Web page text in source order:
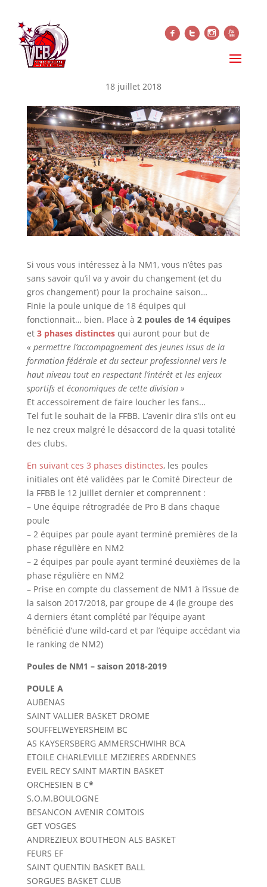
f t i x
NM1 2018-2019 – LES
18 juillet 2018
Si vous vous intéressez à la NM1, vous n’êtes pas
sans savoir qu’il va y avoir du changement (et du
gros changement) pour la prochaine saison…
Finie la poule unique de 18 équipes qui
fonctionnait… bien. Place à 2 poules de 14 équipes
et 3 phases distinctesqui auront pour but de
« permettre l’accompagnement des jeunes issus de la
formation fédérale et du secteur professionnel vers le
haut niveau tout en respectant l’intérêt et les enjeux
sportifs et économiques de cette division »
Et accessoirement de faire loucher les fans…
Tel fut le souhait de la FFBB. L’avenir dira s’ils ont eu
le nez creux malgré le désaccord de la quasi totalité
des clubs.
En suivant ces 3 phases distinctes, les poules
initiales ont été validées par le Comité Directeur de
la FFBB le 12 juillet dernier et comprennent :
– Une équipe rétrogradée de Pro B dans chaque
poule
– 2 équipes par poule ayant terminé premières de la
phase régulière en NM2
– 2 équipes par poule ayant terminé deuxièmes de la
phase régulière en NM2
– Prise en compte du classement de NM1 à l’issue de
la saison 2017/2018, par groupe de 4 (le groupe des
4 derniers étant complété par l’équipe ayant
bénéficié d’une wild-card et par l’équipe accédant via
le ranking de NM2)
Poules de NM1 – saison 2018-2019
POULE A
AUBENAS
SAINT VALLIER BASKET DROME
SOUFFELWEYERSHEIM BC
AS KAYSERSBERG AMMERSCHWIHR BCA
ETOILE CHARLEVILLE MEZIERES ARDENNES
EVEIL RECY SAINT MARTIN BASKET
ORCHESIEN B C*
S.O.M.BOULOGNE
BESANCON AVENIR COMTOIS
GET VOSGES
ANDREZIEUX BOUTHEON ALS BASKET
FEURS EF
SAINT QUENTIN BASKET BALL
SORGUES BASKET CLUB